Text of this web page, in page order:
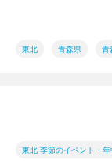
東北 青森県 青
東北 季節のイベント・